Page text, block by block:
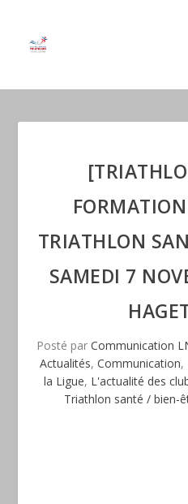
TRIATHLON
SAMEDI 7
Posté par Communication
Actualités, Communication,
la Ligue, L'actualité des
Triathlon santé / bien-